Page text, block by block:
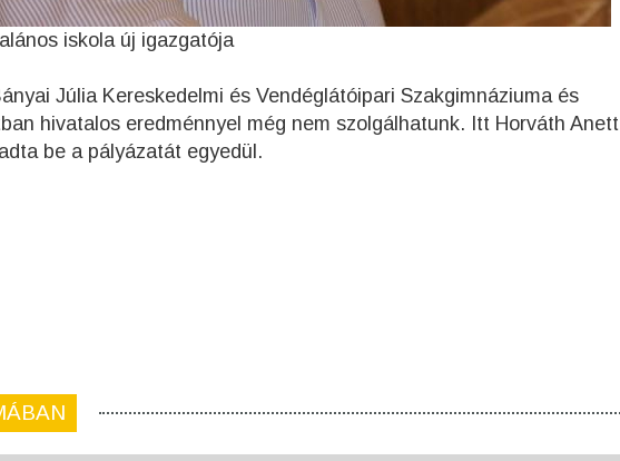
iskola új igazgatója
Júlia Kereskedelmi és Vendéglátóipari Szakgimnáziuma és
hivatalos eredménnyel még nem szolgálhatunk. Itt Horváth Anett
be a pályázatát egyedül.